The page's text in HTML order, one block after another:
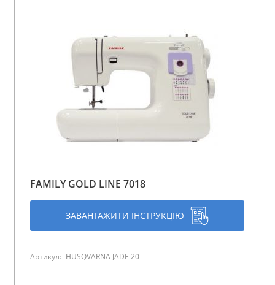
FAMILY GOLD LINE 7018
ЗАВАНТАЖИТИ ІНСТРУКЦІЮ
Артикул: HUSQVARNA JADE 20